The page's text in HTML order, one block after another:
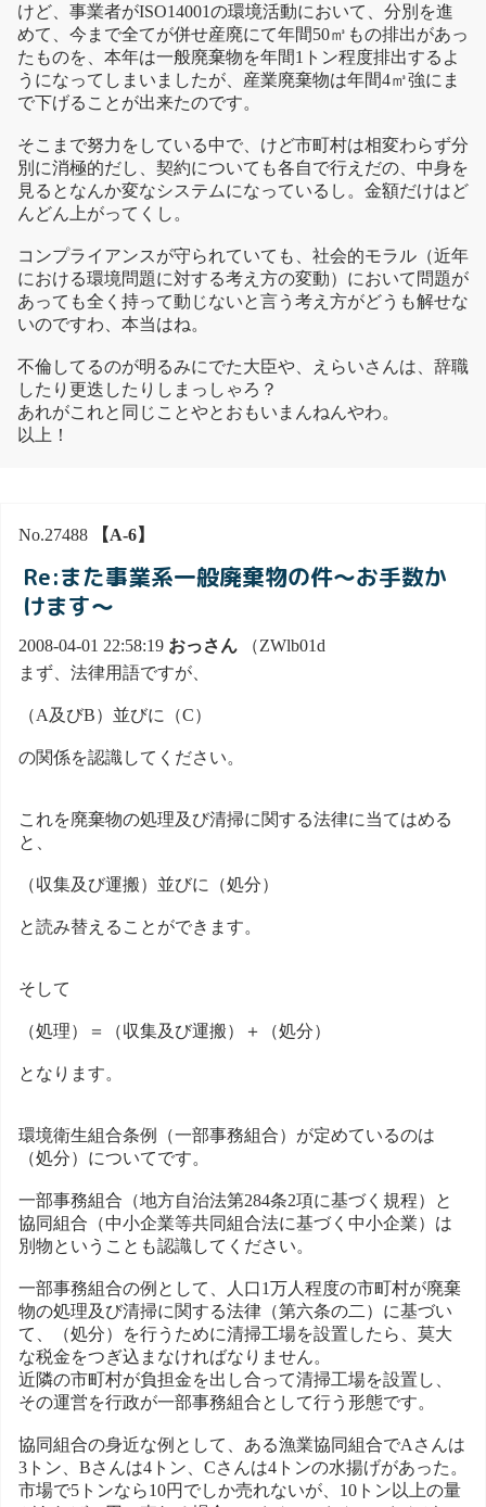
けど、事業者がISO14001の環境活動において、分別を進
めて、今まで全てが併せ産廃にて年間50㎥もの排出があっ
たものを、本年は一般廃棄物を年間1トン程度排出するよ
うになってしまいましたが、産業廃棄物は年間4㎥強にま
で下げることが出来たのです。
そこまで努力をしている中で、けど市町村は相変わらず分
別に消極的だし、契約についても各自で行えだの、中身を
見るとなんか変なシステムになっているし。金額だけはど
んどん上がってくし。
コンプライアンスが守られていても、社会的モラル（近年
における環境問題に対する考え方の変動）において問題が
あっても全く持って動じないと言う考え方がどうも解せな
いのですわ、本当はね。
不倫してるのが明るみにでた大臣や、えらいさんは、辞職
したり更迭したりしまっしゃろ？
あれがこれと同じことやとおもいまんねんやわ。
以上！
No.27488 【A-6】
Re:また事業系一般廃棄物の件～お手数か
けます～
2008-04-01 22:58:19 おっさん （ZWlb01d
まず、法律用語ですが、
（A及びB）並びに（C）
の関係を認識してください。
これを廃棄物の処理及び清掃に関する法律に当てはめる
と、
（収集及び運搬）並びに（処分）
と読み替えることができます。
そして
（処理）＝（収集及び運搬）＋（処分）
となります。
環境衛生組合条例（一部事務組合）が定めているのは
（処分）についてです。
一部事務組合（地方自治法第284条2項に基づく規程）と
協同組合（中小企業等共同組合法に基づく中小企業）は
別物ということも認識してください。
一部事務組合の例として、人口1万人程度の市町村が廃棄
物の処理及び清掃に関する法律（第六条の二）に基づい
て、（処分）を行うために清掃工場を設置したら、莫大
な税金をつぎ込まなければなりません。
近隣の市町村が負担金を出し合って清掃工場を設置し、
その運営を行政が一部事務組合として行う形態です。
協同組合の身近な例として、ある漁業協同組合でAさんは
3トン、Bさんは4トン、Cさんは4トンの水揚げがあった。
市場で5トンなら10円でしか売れないが、10トン以上の量